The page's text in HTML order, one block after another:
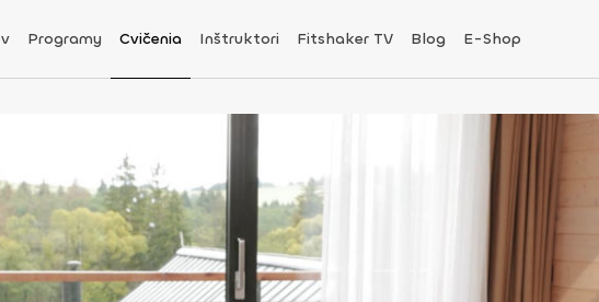
Programy Cvičenia Inštruktori Fitshaker TV Blog E-Shop